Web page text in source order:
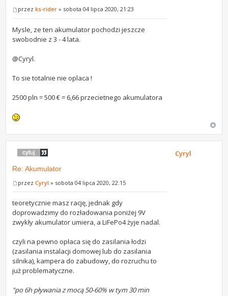
przezks-rider » sobota 04 lipca 2020, 21:23
Mysle, ze ten akumulator pochodzi jeszcze
swobodnie z 3 - 4 lata.
@Cyryl.
To sie totalnie nie oplaca !
2500 pln = 500 € = 6,66 przecietnego akumulatora
Re: Akumulator
przezCyryl » sobota 04 lipca 2020, 22:15
teoretycznie masz rację, jednak gdy
doprowadzimy do rozładowania poniżej 9V
zwykły akumulator umiera, a LiFePo4 żyje nadal.
czyli na pewno opłaca się do zasilania łodzi
(zasilania instalacji domowej lub do zasilania
silnika), kampera do zabudowy, do rozruchu to
już problematyczne.
"po 6h pływania z mocą 50-60% w tym 30 min
Cyryl